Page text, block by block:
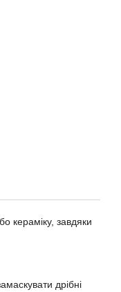
кераміку, завдяки
дрібні